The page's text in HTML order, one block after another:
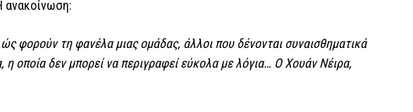
ανακοίνωση:
φορούν τη φανέλα μιας ομάδας, άλλοι που δένονται συναισθηματικά
η οποία δεν μπορεί να περιγραφεί εύκολα με λόγια… Ο Χουάν Νέιρα,